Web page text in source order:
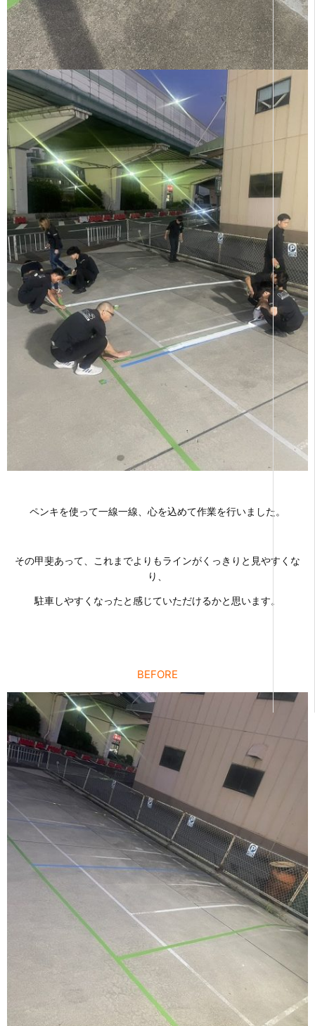
ペンキを使って一線一線、心を込めて作業を行いました。
その甲斐あって、これまでよりもラインがくっきりと見やすくな
り、
駐車しやすくなったと感じていただけるかと思います。
BEFORE